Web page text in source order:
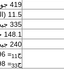
419 جول / (كجم × كلفن)
11.5 (المحور C المتوازي) 9.4 (المحور C العمودي) عند 1 ميجاهرتز
335 جيجا باسكال
148.1 جيجا باسكال
240 جيجا
ج 11= 496 ج
ج33= 498 ج